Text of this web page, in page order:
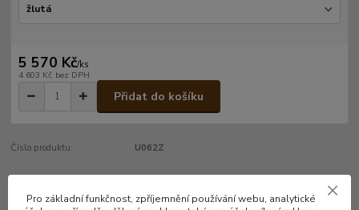
5 570 Kč/ks
4 603 Kč bez DPH
Přidat do košíku
Číslo produktu: U062Z
Kompletní specifikace
Pro základní funkčnost, zpříjemnění používání webu, analytické